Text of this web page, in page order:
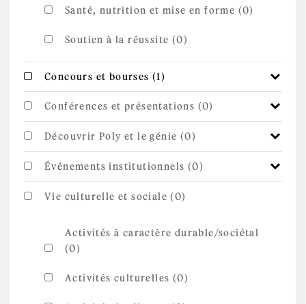
Santé, nutrition et mise en forme (0)
Soutien à la réussite (0)
Apply Concours et bourses filter
Concours et bourses (1)
Conférences et présentations (0)
Découvrir Poly et le génie (0)
Événements institutionnels (0)
Vie culturelle et sociale (0)
Activités à caractère durable/sociétal
(0)
Activités culturelles (0)